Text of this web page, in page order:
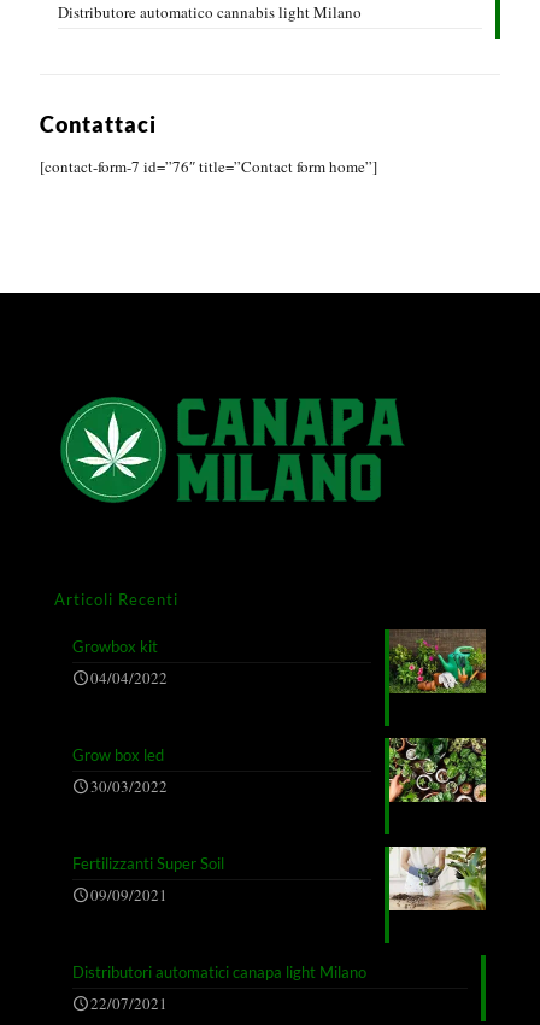
Distributore automatico cannabis light Milano
Contattaci
[contact-form-7 id=”76″ title=”Contact form home”]
Articoli Recenti
Growbox kit
04/04/2022
Grow box led
30/03/2022
Fertilizzanti Super Soil
09/09/2021
Distributori automatici canapa light Milano
22/07/2021